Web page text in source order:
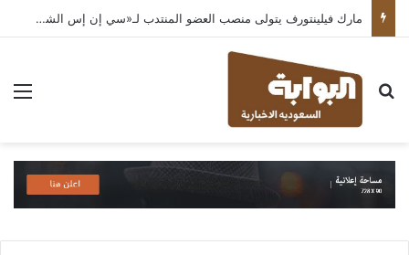
مارك فيلينتورف يتولى منصب العضو المنتدب لـ«سي إن إس الشرق الأوسط» ويشرف على شركات قطاع التكنولوجيا ضمن مجموعة غباش
بحث عن